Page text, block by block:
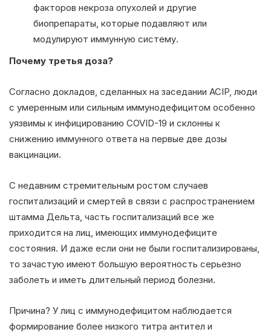
факторов некроза опухолей и другие
биопрепараты, которые подавляют или
модулируют иммунную систему.
Почему третья доза?
Согласно докладов, сделанных на заседании ACIP, люди
с умеренным или сильным иммунодефицитом особенно
уязвимы к инфицированию COVID-19 и склонны к
снижению иммунного ответа на первые две дозы
вакцинации.
С недавним стремительным ростом случаев
госпитализаций и смертей в связи с распространением
штамма Дельта, часть госпитализаций все же
приходится на лиц, имеющих иммунодефиците
состояния. И даже если они не были госпитализированы,
то зачастую имеют большую вероятность серьезно
заболеть и иметь длительный период болезни.
Причина? У лиц с иммунодефицитом наблюдается
формирование более низкого титра антител и